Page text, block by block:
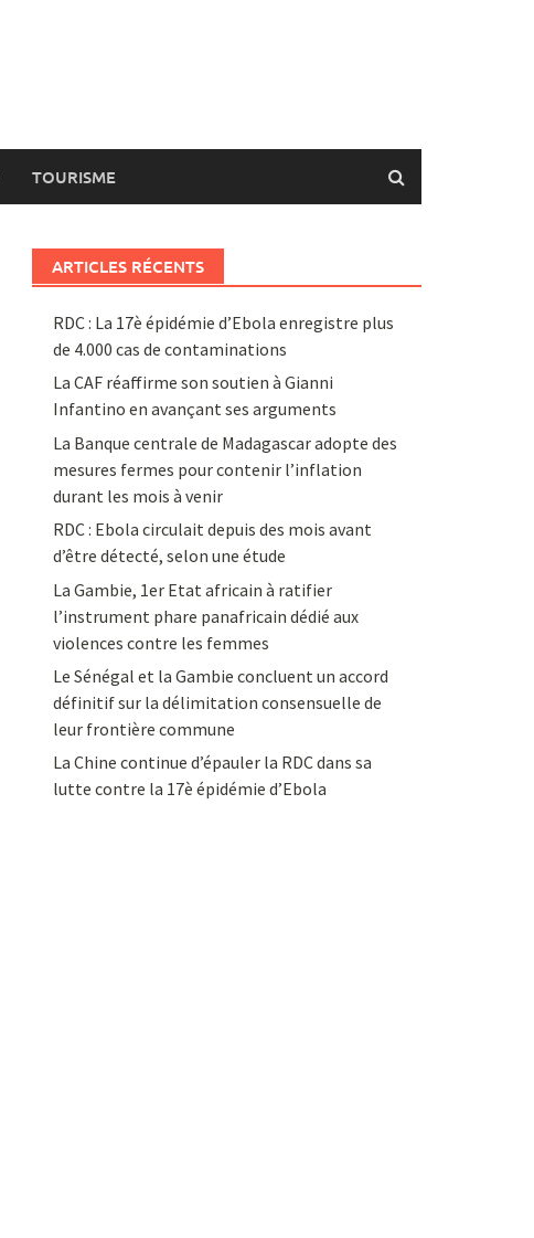
TOURISME
ARTICLES RÉCENTS
RDC : La 17è épidémie d’Ebola enregistre plus
de 4.000 cas de contaminations
La CAF réaffirme son soutien à Gianni
Infantino en avançant ses arguments
La Banque centrale de Madagascar adopte des
mesures fermes pour contenir l’inflation
durant les mois à venir
RDC : Ebola circulait depuis des mois avant
d’être détecté, selon une étude
La Gambie, 1er Etat africain à ratifier
l’instrument phare panafricain dédié aux
violences contre les femmes
Le Sénégal et la Gambie concluent un accord
définitif sur la délimitation consensuelle de
leur frontière commune
La Chine continue d’épauler la RDC dans sa
lutte contre la 17è épidémie d’Ebola